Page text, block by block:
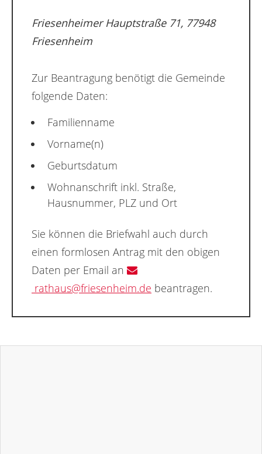
Friesenheimer Hauptstraße 71, 77948
Friesenheim
Zur Beantragung benötigt die Gemeinde
folgende Daten:
Familienname
Vorname(n)
Geburtsdatum
Wohnanschrift inkl. Straße,
Hausnummer, PLZ und Ort
Sie können die Briefwahl auch durch
einen formlosen Antrag mit den obigen
Daten per Email an
rathaus@friesenheim.de beantragen.